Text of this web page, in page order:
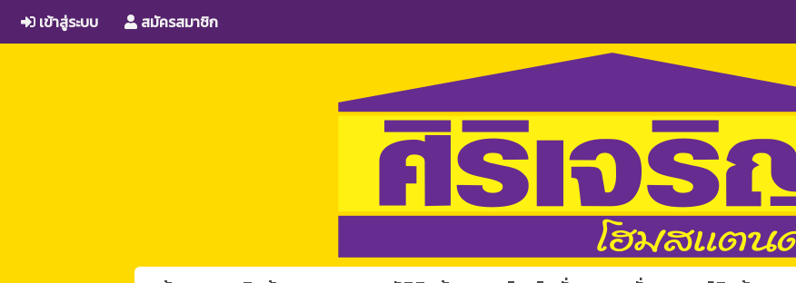
เข้าสู่ระบบ สมัครสมาชิก